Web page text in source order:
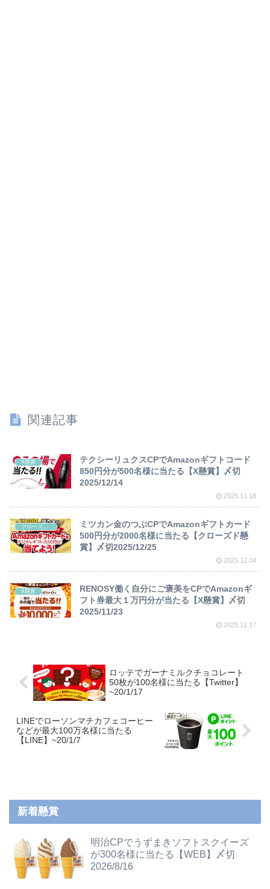
関連記事
X懸賞
テクシーリュクスCPでAmazonギフトコード
850円分が500名様に当たる【X懸賞】〆切
2025/12/14
2025.11.18
クローズド懸賞
ミツカン金のつぶCPでAmazonギフトカード
500円分が2000名様に当たる【クローズド懸
賞】〆切2025/12/25
2025.12.04
X懸賞
RENOSY働く自分にご褒美をCPでAmazonギ
フト券最大１万円分が当たる【X懸賞】〆切
2025/11/23
2025.11.17
ロッテでガーナミルクチョコレート
50枚が100名様に当たる【Twitter】
~20/1/17
LINEでローソンマチカフェコーヒー
などが最大100万名様に当たる
【LINE】~20/1/7
新着懸賞
明治CPでうずまきソフトスクイーズ
が300名様に当たる【WEB】〆切
2026/8/16